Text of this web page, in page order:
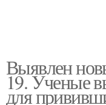
Выявлен
19. Ученые
для